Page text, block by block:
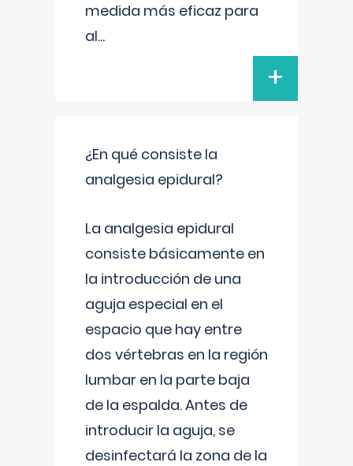
medida más eficaz para
al...
+
¿En qué consiste la
analgesia epidural?
La analgesia epidural
consiste básicamente en
la introducción de una
aguja especial en el
espacio que hay entre
dos vértebras en la región
lumbar en la parte baja
de la espalda. Antes de
introducir la aguja, se
desinfectará la zona de la